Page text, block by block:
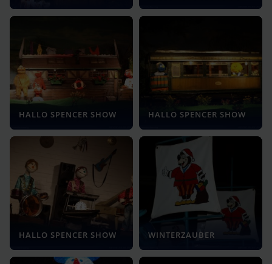
HALLO SPENCER SHOW HALLO SPENCER SHOW
HALLO SPENCER SHOW WINTERZAUBER